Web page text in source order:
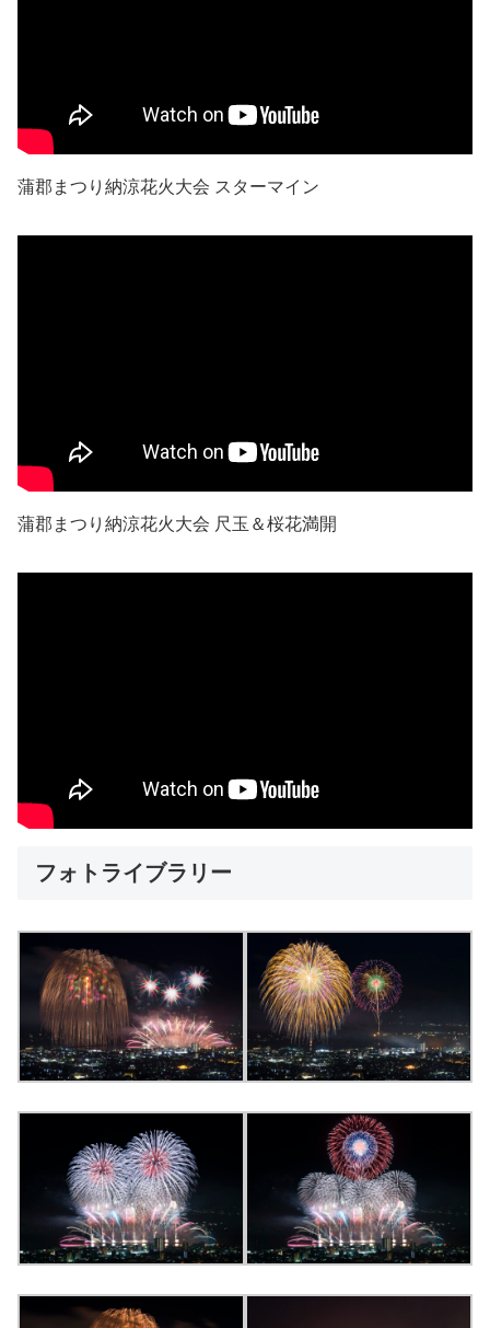
蒲郡まつり納涼花火大会 スターマイン
蒲郡まつり納涼花火大会 尺玉＆桜花満開
フォトライブラリー